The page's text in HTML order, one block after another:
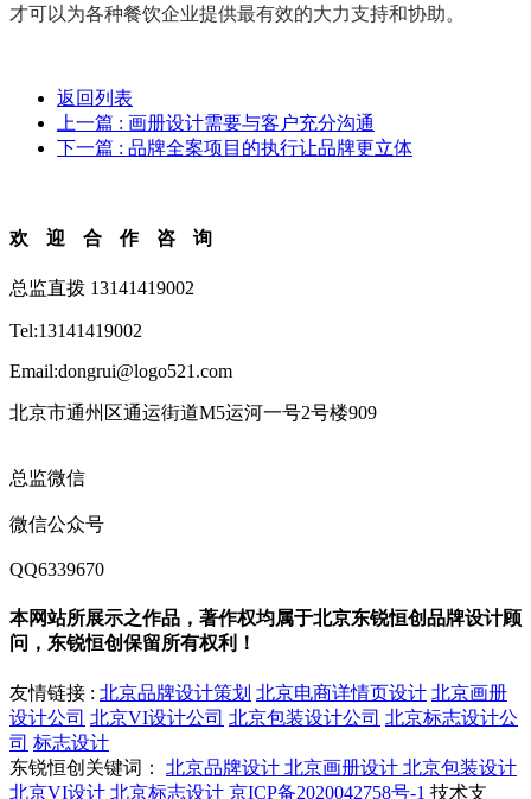
才可以为各种餐饮企业提供最有效的大力支持和协助。
返回列表
上一篇 : 画册设计需要与客户充分沟通
下一篇 : 品牌全案项目的执行让品牌更立体
欢迎合作咨询
总监直拨 13141419002
Tel:13141419002
Email:dongrui@logo521.com
北京市通州区通运街道M5运河一号2号楼909
总监微信
微信公众号
QQ6339670
本网站所展示之作品，著作权均属于北京东锐恒创品牌设计顾
问，东锐恒创保留所有权利！
友情链接 : 北京品牌设计策划 北京电商详情页设计 北京画册
设计公司 北京VI设计公司 北京包装设计公司 北京标志设计公
司 标志设计
东锐恒创关键词：
北京品牌设计 北京画册设计 北京包装设计
北京VI设计 北京标志设计 京ICP备2020042758号-1 技术支